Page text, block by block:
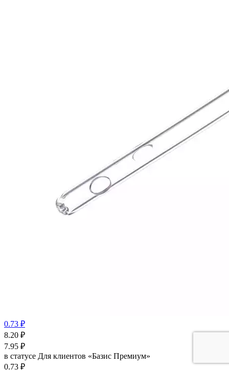
0.73 ₽
8.20 ₽
7.95 ₽
в статусе Для клиентов «Базис Премиум»
0.73 ₽